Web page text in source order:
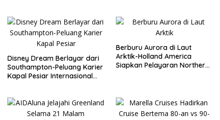
Disney Dream Berlayar dari
Southampton-Peluang Karier
Kapal Pesiar Internasional
Berburu Aurora di Laut
Arktik-Holland America
Siapkan Pelayaran Northern